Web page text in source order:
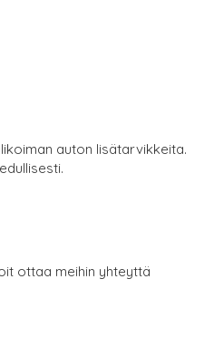
auton lisätarvikkeita.
ottaa meihin yhteyttä